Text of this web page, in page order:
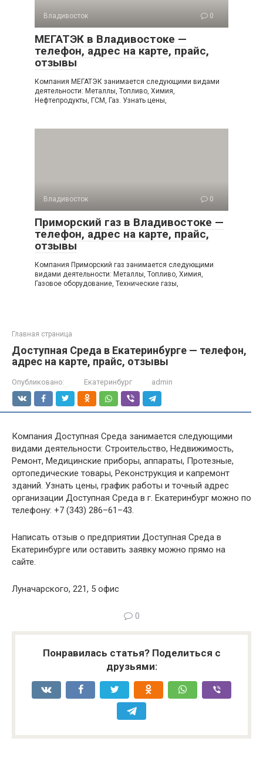
Владивосток 0
МЕГАТЭК в Владивостоке —
телефон, адрес на карте, прайс,
отзывы
Компания МЕГАТЭК занимается следующими видами
деятельности: Металлы, Топливо, Химия,
Нефтепродукты, ГСМ, Газ. Узнать цены,
Владивосток 0
Приморский газ в Владивостоке —
телефон, адрес на карте, прайс,
отзывы
Компания Приморский газ занимается следующими
видами деятельности: Металлы, Топливо, Химия,
Газовое оборудование, Технические газы,
Главная страница
Доступная Среда в Екатеринбурге — телефон,
адрес на карте, прайс, отзывы
Опубликовано: Екатеринбург admin
Компания Доступная Среда занимается следующими
видами деятельности: Строительство, Недвижимость,
Ремонт, Медицинские приборы, аппараты, Протезные,
ортопедические товары, Реконструкция и капремонт
зданий. Узнать цены, график работы и точный адрес
организации Доступная Среда в г. Екатеринбург можно по
телефону: +7 (343) 286–61–43.
Написать отзыв о предприятии Доступная Среда в
Екатеринбурге или оставить заявку можно прямо на
сайте.
Луначарского, 221, 5 офис
0
Понравилась статья? Поделиться с
друзьями: